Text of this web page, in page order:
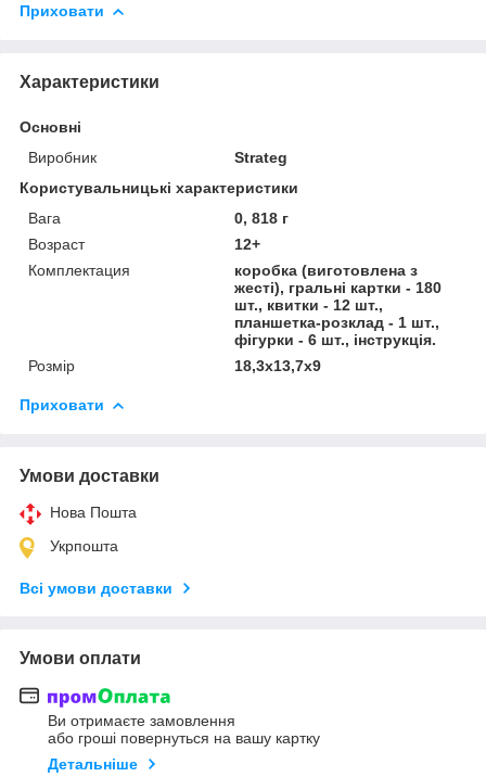
Приховати
Характеристики
Основні
Виробник
Strateg
Користувальницькі характеристики
Вага
0, 818 г
Возраст
12+
Комплектация
коробка (виготовлена з
жесті), гральні картки - 180
шт., квитки - 12 шт.,
планшетка-розклад - 1 шт.,
фігурки - 6 шт., інструкція.
Розмір
18,3х13,7х9
Приховати
Умови доставки
Нова Пошта
Укрпошта
Всі умови доставки
Умови оплати
Ви отримаєте замовлення
або гроші повернуться на вашу картку
Детальніше